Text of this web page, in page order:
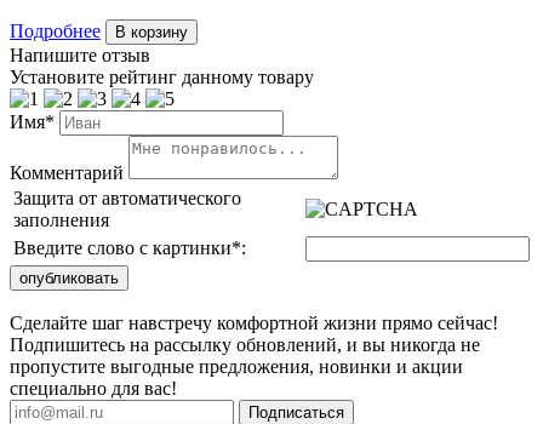
Подробнее В корзину
Напишите отзыв
Установите рейтинг данному товару
Имя*
Комментарий
Защита от автоматического
заполнения
Введите слово с картинки*:
Сделайте шаг навстречу комфортной жизни прямо сейчас!
Подпишитесь на рассылку обновлений, и вы никогда не
пропустите выгодные предложения, новинки и акции
специально для вас!
Подписаться